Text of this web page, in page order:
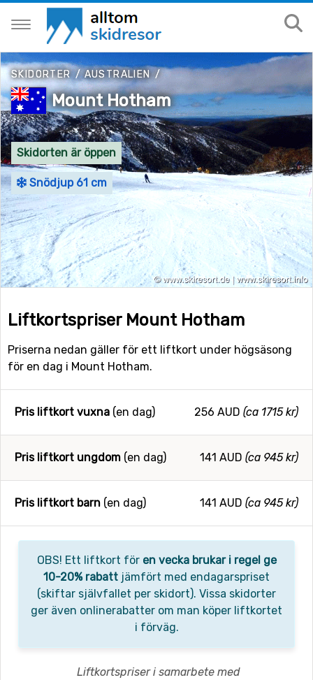
SKIDORTER/AUSTRALIEN/
Mount Hotham
Skidorten är öppen
Snödjup 61 cm
Liftkortspriser Mount Hotham
Priserna nedan gäller för ett liftkort under högsäsong
för en dag i Mount Hotham.
256 AUD (ca 1715 kr)
Pris liftkort vuxna (en dag)
141 AUD (ca 945 kr)
Pris liftkort ungdom (en dag)
141 AUD (ca 945 kr)
Pris liftkort barn (en dag)
OBS! Ett liftkort för en vecka brukar i regel ge
10-20% rabatt jämfört med endagarspriset
(skiftar självfallet per skidort). Vissa skidorter
ger även onlinerabatter om man köper liftkortet
i förväg.
Liftkortspriser i samarbete med